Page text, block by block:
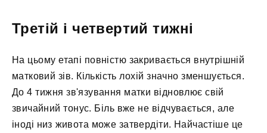
Третій і четвертий тижні
На цьому етапі повністю закривається внутрішній
матковий зів. Кількість лохій значно зменшується.
До 4 тижня зв'язування матки відновлює свій
звичайний тонус. Біль вже не відчувається, але
іноді низ живота може затвердіти. Найчастіше це